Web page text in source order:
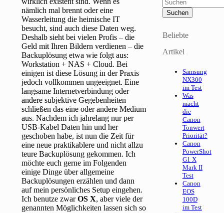
nämlich mal brennt oder eine
Wasserleitung die heimische IT
besucht, sind auch diese Daten weg.
Deshalb sieht bei vielen Profis – die
Geld mit Ihren Bildern verdienen – die
Backuplösung etwa wie folgt aus:
Workstation + NAS + Cloud. Bei
einigen ist diese Lösung in der Praxis
jedoch vollkommen ungeeignet. Eine
langsame Internetverbindung oder
andere subjektive Gegebenheiten
schließen das eine oder andere Medium
aus. Nachdem ich jahrelang nur per
USB-Kabel Daten hin und her
geschoben habe, ist nun die Zeit für
eine neue praktikablere und nicht allzu
teure Backuplösung gekommen. Ich
möchte euch gerne im Folgenden
einige Dinge über allgemeine
Backuplösungen erzählen und dann
auf mein persönliches Setup eingehen.
Ich benutze zwarOS X, aber viele der
genannten Möglichkeiten lassen sich so
Beliebte
Artikel
Samsung
NX300
im Test
Was
macht
die
Canon
Tonwert
Priorität?
Canon
PowerShot
G1 X
Mark II
Test
Canon
EOS
100D
im Test